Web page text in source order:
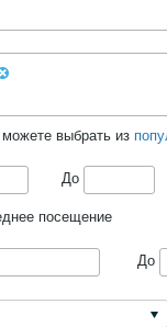
выбрать из
До
посещение
До